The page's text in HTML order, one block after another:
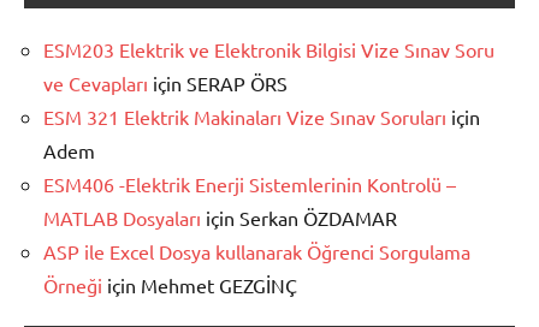
ESM203 Elektrik ve Elektronik Bilgisi Vize Sınav Soru
ve Cevapları için SERAP ÖRS
ESM 321 Elektrik Makinaları Vize Sınav Soruları için
Adem
ESM406 -Elektrik Enerji Sistemlerinin Kontrolü –
MATLAB Dosyaları için Serkan ÖZDAMAR
ASP ile Excel Dosya kullanarak Öğrenci Sorgulama
Örneği için Mehmet GEZGİNÇ